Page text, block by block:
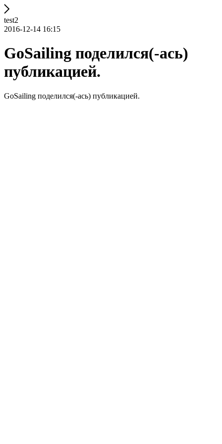
test2
2016-12-14 16:15
GoSailing поделился(-ась)
публикацией.
GoSailing поделился(-ась) публикацией.